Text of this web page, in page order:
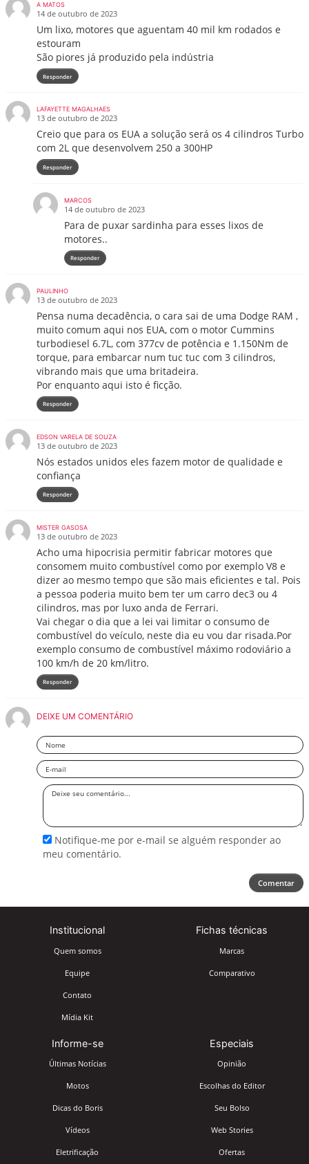
A MATOS
14 de outubro de 2023
Um lixo, motores que aguentam 40 mil km rodados e
estouram
São piores já produzido pela indústria
Responder
LAFAYETTE MAGALHAES
13 de outubro de 2023
Creio que para os EUA a solução será os 4 cilindros Turbo
com 2L que desenvolvem 250 a 300HP
Responder
MARCOS
14 de outubro de 2023
Para de puxar sardinha para esses lixos de
motores..
Responder
PAULINHO
13 de outubro de 2023
Pensa numa decadência, o cara sai de uma Dodge RAM ,
muito comum aqui nos EUA, com o motor Cummins
turbodiesel 6.7L, com 377cv de potência e 1.150Nm de
torque, para embarcar num tuc tuc com 3 cilindros,
vibrando mais que uma britadeira.
Por enquanto aqui isto é ficção.
Responder
EDSON VARELA DE SOUZA
13 de outubro de 2023
Nós estados unidos eles fazem motor de qualidade e
confiança
Responder
MISTER GASOSA
13 de outubro de 2023
Acho uma hipocrisia permitir fabricar motores que
consomem muito combustível como por exemplo V8 e
dizer ao mesmo tempo que são mais eficientes e tal. Pois
a pessoa poderia muito bem ter um carro dec3 ou 4
cilindros, mas por luxo anda de Ferrari.
Vai chegar o dia que a lei vai limitar o consumo de
combustível do veículo, neste dia eu vou dar risada.Por
exemplo consumo de combustível máximo rodoviário a
100 km/h de 20 km/litro.
Responder
DEIXE UM COMENTÁRIO
Nome
Email
Deixe
Notifique-me por e-mail se alguém responder ao
meu comentário.
Comentar
Institucional
Quem somos
Equipe
Contato
Mídia Kit
Fichas técnicas
Marcas
Comparativo
Informe-se
Últimas Notícias
Motos
Dicas do Boris
Vídeos
Eletrificação
Especiais
Opinião
Escolhas do Editor
Seu Bolso
Web Stories
Ofertas